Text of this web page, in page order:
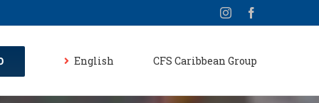
Instagram
English CFS Caribbean Group